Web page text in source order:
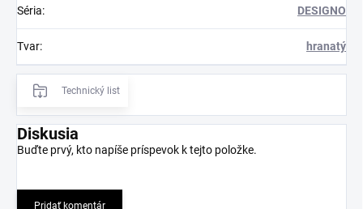
Séria: DESIGNO
Tvar: hranatý
Technický list
Diskusia
Buďte prvý, kto napíše príspevok k tejto položke.
Pridať komentár